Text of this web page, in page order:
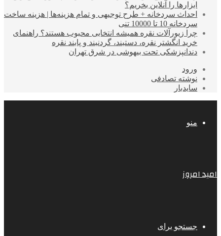
ابزارها را آنلاین بخریم؟
احداث سردخانه + طرح توجیهی و تمام هزینه‌ها | هزینه ساخت
سردخانه 10 تا 10000 تنی
چرا زیورآلات نقره همیشه انتخابی محبوب هستند؟ راهنمای
خرید انگشتر نقره، دستبند، گردنبند و پابند نقره
دندانپزشکی تحت بیهوشی در شرق تهران
ورود
نوشته تصادفی
سایدبار
منو
امید امروز
جستجو برای